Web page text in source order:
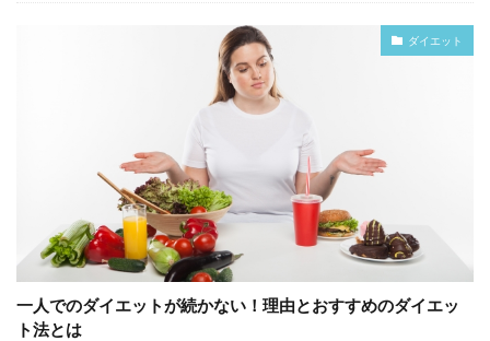
ダイエット
一人でのダイエットが続かない！理由とおすすめのダイエッ
ト法とは